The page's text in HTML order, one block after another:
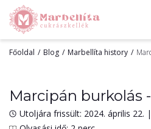
Bevonók
Főoldal Blog Marbellíta history
Marcipán burkolás
Utoljára frissült: 2024. április 22. |